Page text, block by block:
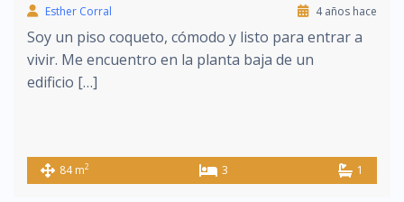
Esther Corral
4 años hace
Soy un piso coqueto, cómodo y listo para entrar a
vivir. Me encuentro en la planta baja de un
edificio […]
84 m2 3 1